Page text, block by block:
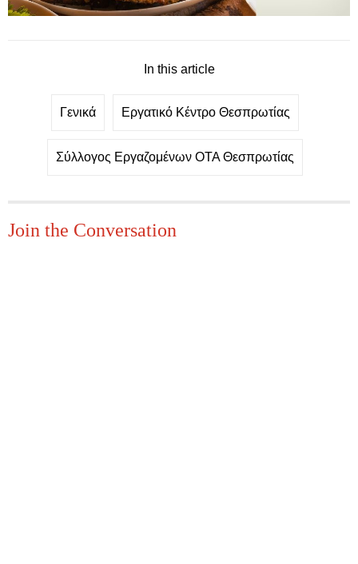
In this article
Γενικά Εργατικό Κέντρο Θεσπρωτίας
Σύλλογος Εργαζομένων ΟΤΑ Θεσπρωτίας
Join the Conversation